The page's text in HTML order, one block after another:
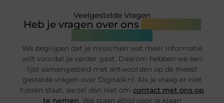
Veelgestelde Vragen
Heb je vragen over ons
We begrijpen dat je misschien wat meer informatie
wilt voordat je verder gaat. Daarom hebben we een
lijst samengesteld met antwoorden op de meest
gestelde vragen over Digitalk.nl. Als je vraag er niet
tussen staat, aarzel dan niet om contact met ons op
te nemen. We staan altijd voor je klaar!